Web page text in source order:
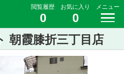
閲覧履歴
0
お気に入り
0
メニュー
朝霞膝折三丁目店